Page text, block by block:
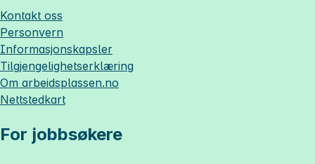
Kontakt oss
Personvern
Informasjonskapsler
Tilgjengelighetserklæring
Om arbeidsplassen.no
Nettstedkart
For jobbsøkere